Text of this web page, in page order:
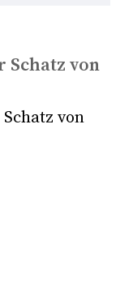
Schatz von